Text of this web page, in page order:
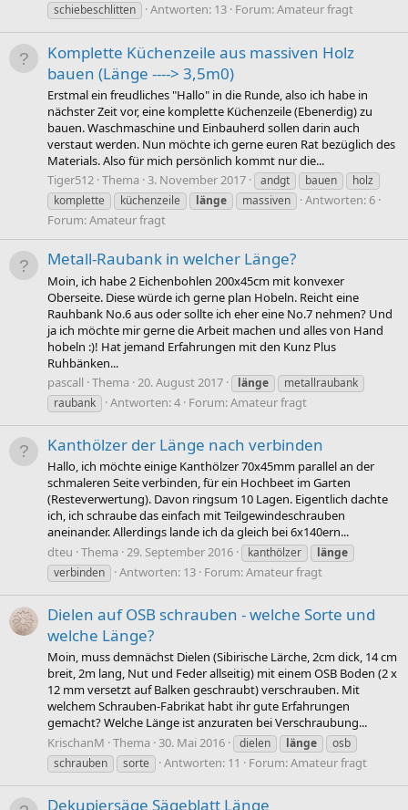
schiebeschlitten
Antworten: 13 Forum:Amateur fragt
Komplette Küchenzeile aus massiven Holz
bauen (Länge ----> 3,5m0)
Erstmal ein freudliches "Hallo" in die Runde, also ich habe in
nächster Zeit vor, eine komplette Küchenzeile (Ebenerdig) zu
bauen. Waschmaschine und Einbauherd sollen darin auch
verstaut werden. Nun möchte ich gerne euren Rat bezüglich des
Materials. Also für mich persönlich kommt nur die...
Tiger512 Thema 3. November 2017 andgt bauen
holz
komplette
küchenzeile länge massiven
Antworten: 6
Forum:Amateur fragt
Metall-Raubank in welcher Länge?
Moin, ich habe 2 Eichenbohlen 200x45cm mit konvexer
Oberseite. Diese würde ich gerne plan Hobeln. Reicht eine
Rauhbank No.6 aus oder sollte ich eher eine No.7 nehmen? Und
ja ich möchte mir gerne die Arbeit machen und alles von Hand
hobeln :)! Hat jemand Erfahrungen mit den Kunz Plus
Ruhbänken...
pascall Thema 20. August 2017 länge
metallraubank
raubank
Antworten: 4 Forum:Amateur fragt
Kanthölzer der Länge nach verbinden
Hallo, ich möchte einige Kanthölzer 70x45mm parallel an der
schmaleren Seite verbinden, für ein Hochbeet im Garten
(Resteverwertung). Davon ringsum 10 Lagen. Eigentlich dachte
ich, ich schraube das einfach mit Teilgewindeschrauben
aneinander. Allerdings lande ich da gleich bei 6x140ern...
dteu Thema 29. September 2016 kanthölzer
länge
verbinden
Antworten: 13 Forum:Amateur fragt
Dielen auf OSB schrauben - welche Sorte und
welche Länge?
Moin, muss demnächst Dielen (Sibirische Lärche, 2cm dick, 14 cm
breit, 2m lang, Nut und Feder allseitig) mit einem OSB Boden (2 x
12 mm versetzt auf Balken geschraubt) verschrauben. Mit
welchem Schrauben-Fabrikat habt ihr gute Erfahrungen
gemacht? Welche Länge ist anzuraten bei Verschraubung...
KrischanM Thema 30. Mai 2016 dielen länge
osb
schrauben
sorte Antworten: 11 Forum:Amateur fragt
Dekupiersäge Sägeblatt Länge